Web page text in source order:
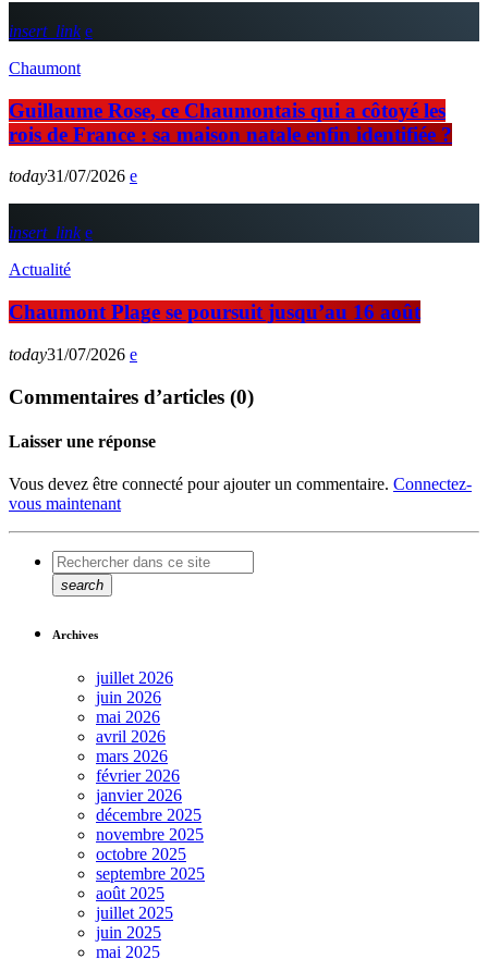
insert_link
Chaumont
Guillaume Rose, ce Chaumontais qui a côtoyé les
rois de France : sa maison natale enfin identifiée ?
today31/07/2026
insert_link
Actualité
Chaumont Plage se poursuit jusqu’au 16 août
today31/07/2026
Commentaires d’articles (0)
Laisser une réponse
Vous devez être connecté pour ajouter un commentaire. Connectez-
vous maintenant
search
Archives
juillet 2026
juin 2026
mai 2026
avril 2026
mars 2026
février 2026
janvier 2026
décembre 2025
novembre 2025
octobre 2025
septembre 2025
août 2025
juillet 2025
juin 2025
mai 2025